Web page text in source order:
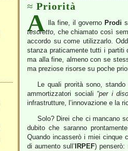
Priorità
A lla fine, il governo Prodi
tesoretto, che chiamato così
accordo su come utilizzarlo.
stanza praticamente tutti i
ma alla fine, almeno con se
ma preziose risorse su poche
Le quali prorità sono,
ammortizzatori sociali “per i
infrastrutture, l’innovazione e la
Solo? Direi che ci mancano
dubito che saranno
Quando incasserò i miei cinque
di aumento sull’ IRPEF) penserò: